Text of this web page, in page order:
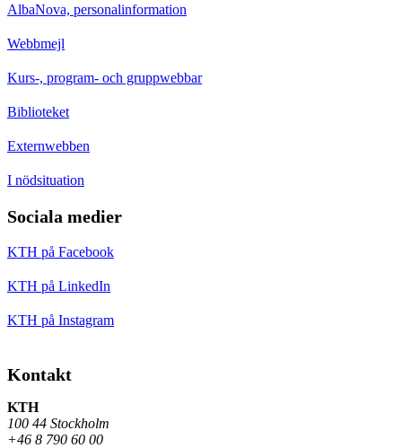
AlbaNova, personalinformation
Webbmejl
Kurs-, program- och gruppwebbar
Biblioteket
Externwebben
I nödsituation
Sociala medier
KTH på Facebook
KTH på LinkedIn
KTH på Instagram
Kontakt
KTH
100 44 Stockholm
+46 8 790 60 00